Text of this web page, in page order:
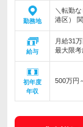
勤務地
＼転勤
港区）
給与
月給31
最大限
初年度
年収
500万円